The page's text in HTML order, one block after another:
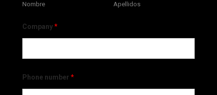
Nombre Apellidos
Company*
Phone number *